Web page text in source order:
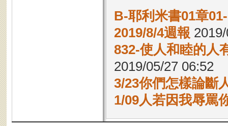
B-耶利米書01章
2019/8/4週報
832-使人和睦的人
2019/05/27 06:52
3/23你們怎樣論斷
1/09人若因我辱罵